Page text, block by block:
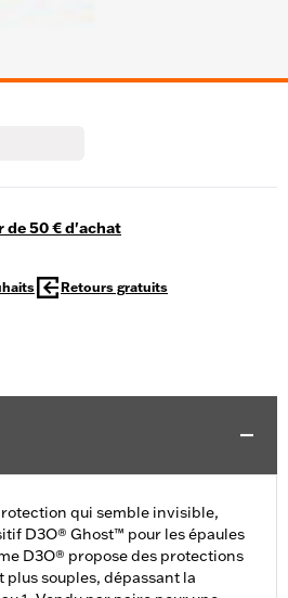
de 50 € d'achat
Retours gratuits
qui semble invisible,
D3O® Ghost™ pour les épaules
D3O® propose des protections
souples, dépassant la